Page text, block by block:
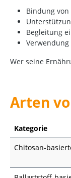
Bindung
Begleitung
Wer seine
Arten
Kategorie
Chitosan-